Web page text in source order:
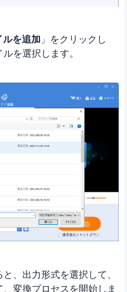
ルを追加 」をクリックし
を選択します。
、出力形式を選択して、
変換プロセスを開始しま